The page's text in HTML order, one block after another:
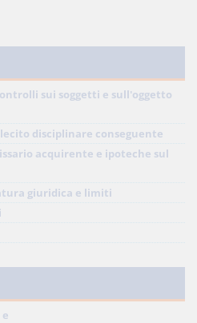
sui soggetti e sull'oggetto
disciplinare conseguente
acquirente e ipoteche sul
giuridica e limiti